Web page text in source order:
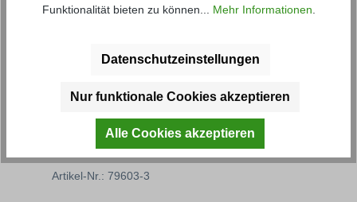
Grundbordwand mit Eckrungen
Artikel-Nr.: 79603-3
Funktionalität bieten zu können... Mehr Informationen
Datenschutzeinstellungen
Nur funktionale Cookies akzeptieren
Alle Cookies akzeptieren